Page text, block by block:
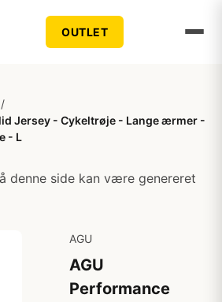
OUTLET
/
Jersey - Cykeltrøje - Lange ærmer -
- L
denne side kan være genereret
AGU
AGU
Performance